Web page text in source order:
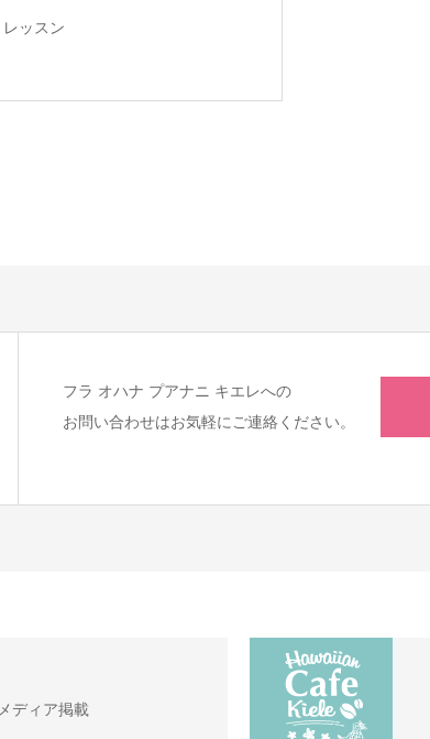
レッスン
フラ オハナ プアナニ キエレへの
お問い合わせはお気軽にご連絡ください。
メディア掲載